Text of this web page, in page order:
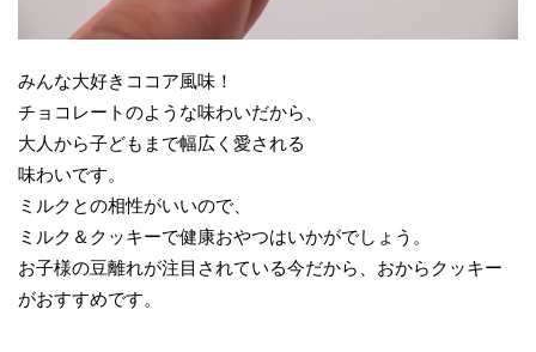
みんな大好きココア風味！
チョコレートのような味わいだから、
大人から子どもまで幅広く愛される
味わいです。
ミルクとの相性がいいので、
ミルク＆クッキーで健康おやつはいかがでしょう。
お子様の豆離れが注目されている今だから、おからクッキー
がおすすめです。